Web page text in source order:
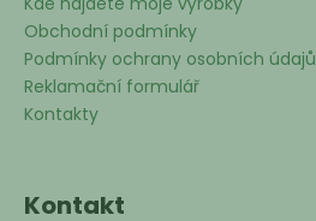
Obchodní podmínky
Podmínky ochrany osobních údajů
Reklamační formulář
Kontakty
Kontakt